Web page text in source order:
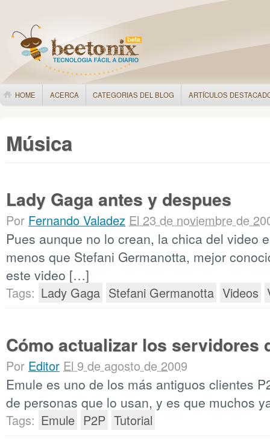
HOME ACERCA CATEGORIAS DEL BLOG ARTÍCULOS
Música
Lady Gaga antes y despues
Por Fernando Valadez El 23 de noviembre de
Pues aunque no lo crean, la chica del video
menos que Stefani Germanotta, mejor
este video […]
Tags: Lady Gaga Stefani Germanotta Videos
Cómo actualizar los servidores
Por Editor El 9 de agosto de 2009
Emule es uno de los más antiguos clientes
de personas que lo usan, y es que muchos
Tags: Emule P2P Tutorial